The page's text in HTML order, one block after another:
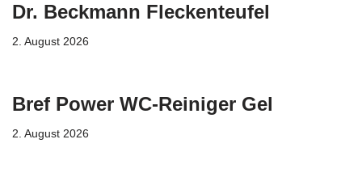
Dr. Beckmann Fleckenteufel
2. August 2026
Bref Power WC-Reiniger Gel
2. August 2026